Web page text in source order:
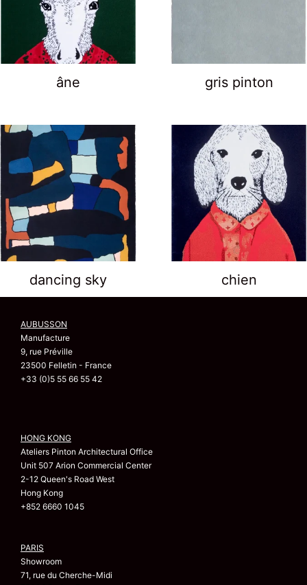
âne gris pinton
dancing sky chien
AUBUSSON
Manufacture
9, rue Préville
23500 Felletin - France
+33 (0)5 55 66 55 42
HONG KONG
Ateliers Pinton Architectural Office
Unit 507 Arion Commercial Center
2-12 Queen's Road West
Hong Kong
+852 6660 1045
PARIS
Showroom
71, rue du Cherche-Midi